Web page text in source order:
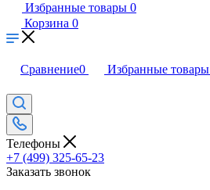
Избранные товары 0
Корзина 0
Сравнение0 Избранные товары
Телефоны
+7 (499) 325-65-23
Заказать звонок